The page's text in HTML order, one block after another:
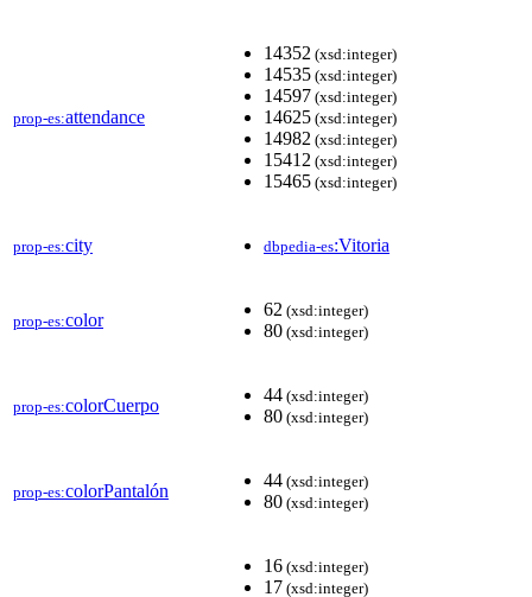
prop-es:attendance
14352 (xsd:integer)
14535 (xsd:integer)
14597 (xsd:integer)
14625 (xsd:integer)
14982 (xsd:integer)
15412 (xsd:integer)
15465 (xsd:integer)
prop-es:city dbpedia-es:Vitoria
prop-es:color
62 (xsd:integer)
80 (xsd:integer)
prop-es:colorCuerpo
44 (xsd:integer)
80 (xsd:integer)
prop-es:colorPantalón
44 (xsd:integer)
80 (xsd:integer)
16 (xsd:integer)
17 (xsd:integer)